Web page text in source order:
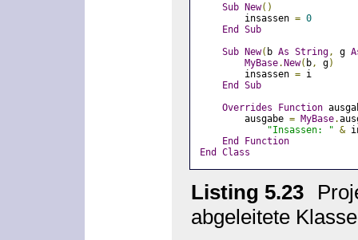
Sub New()
        insassen
= 0
End
Sub
Sub New( b As String, g
MyBase.New( b, g)
        insassen
= i
End
Sub
Overrides
Function
        ausgabe
= MyBase.
"Insassen: " &
End
Function
End
Class
Listing 5.23
abgeleitete